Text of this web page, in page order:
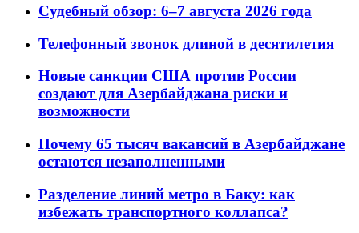
Судебный обзор: 6–7 августа 2026 года
Телефонный звонок длиной в десятилетия
Новые санкции США против России
создают для Азербайджана риски и
возможности
Почему 65 тысяч вакансий в Азербайджане
остаются незаполненными
Разделение линий метро в Баку: как
избежать транспортного коллапса?